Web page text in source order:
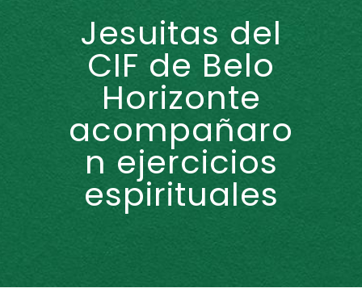
Jesuitas del
CIF de Belo
Horizonte
acompañaro
n ejercicios
espirituales